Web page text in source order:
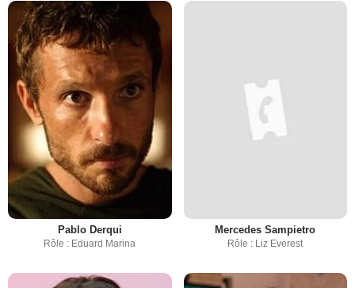
Pablo Derqui
Rôle : Eduard Marina
Mercedes Sampietro
Rôle : Liz Everest